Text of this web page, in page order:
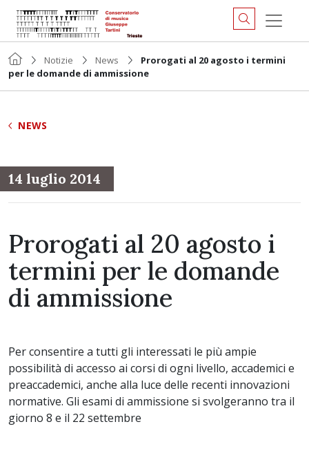
Notizie News
Prorogati al 20 agosto i termini
per le domande di ammissione
NEWS
14 luglio 2014
Prorogati al 20 agosto i
termini per le domande
di ammissione
Per consentire a tutti gli interessati le più ampie
possibilità di accesso ai corsi di ogni livello, accademici e
preaccademici, anche alla luce delle recenti innovazioni
normative. Gli esami di ammissione si svolgeranno tra il
giorno 8 e il 22 settembre